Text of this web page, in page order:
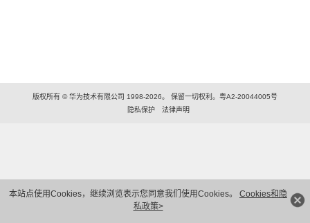
本站点使用Cookies，继续浏览表示您同意我们使用Cookies。 Cookies和隐
私政策>
版权所有 © 华为技术有限公司 1998-2026。 保留一切权利。粤A2-20044005号
隐私保护
法律声明